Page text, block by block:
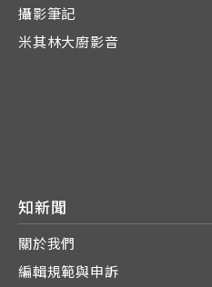
攝影筆記
米其林大廚影音
知新聞
關於我們
編輯規範與申訴